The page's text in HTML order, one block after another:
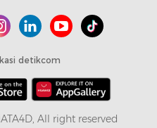
detikcom
All right reserved